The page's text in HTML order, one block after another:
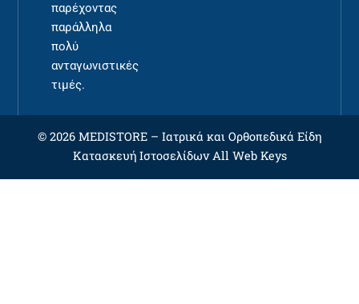
παρέχοντας
παράλληλα
πολύ
ανταγωνιστικές
τιμές.
© 2026 MEDISTORE – Ιατρικά και Ορθοπεδικά Είδη
Κατασκευή ΙστοσελίδωνAll Web Keys